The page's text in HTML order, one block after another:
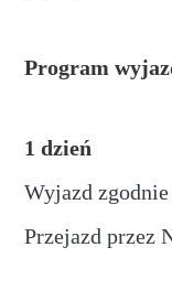
Program
1 dzień
Wyjazd
Przejazd przez